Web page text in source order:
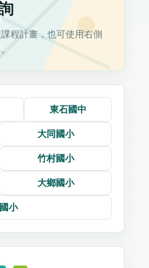
程計畫，也可使用右側
東石國中
大同國小
竹村國小
大鄉國小
小